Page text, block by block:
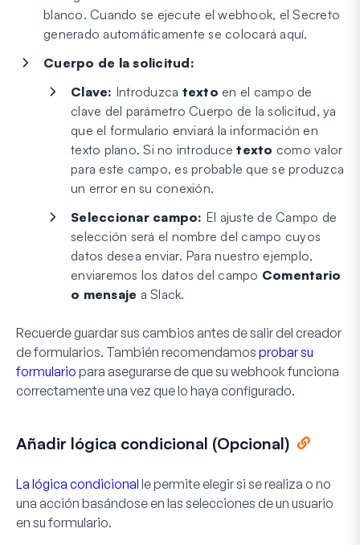
blanco. Cuando se ejecute el webhook, el Secreto
generado automáticamente se colocará aquí.
Cuerpo de la solicitud:
Clave: Introduzca texto en el campo de
clave del parámetro Cuerpo de la solicitud, ya
que el formulario enviará la información en
texto plano. Si no introducetexto como valor
para este campo, es probable que se produzca
un error en su conexión.
Seleccionar campo: El ajuste de Campo de
selección será el nombre del campo cuyos
datos desea enviar. Para nuestro ejemplo,
enviaremos los datos del campo Comentario
o mensaje a Slack.
Recuerde guardar sus cambios antes de salir del creador
de formularios. También recomendamos probar su
formulario para asegurarse de que su webhook funciona
correctamente una vez que lo haya configurado.
Añadir lógica condicional (Opcional)
La lógica condicional le permite elegir si se realiza o no
una acción basándose en las selecciones de un usuario
en su formulario.